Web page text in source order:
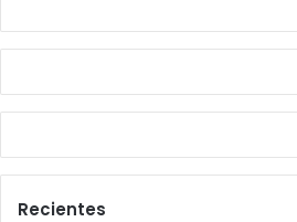
Recientes